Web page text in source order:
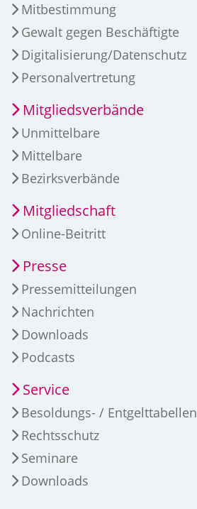
Mitbestimmung
Gewalt gegen Beschäftigte
Digitalisierung/Datenschutz
Personalvertretung
Mitgliedsverbände
Unmittelbare
Mittelbare
Bezirksverbände
Mitgliedschaft
Online-Beitritt
Presse
Pressemitteilungen
Nachrichten
Downloads
Podcasts
Service
Besoldungs- / Entgelttabellen
Rechtsschutz
Seminare
Downloads